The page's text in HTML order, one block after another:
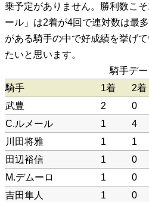
乗予定がありません。勝利数こ
ール」は2着が4回で連対数は最
がある騎手の中で好成績を挙げ
たいと思います。
騎手デー
騎手
1着 2着
武豊
2 0
C.ルメール
1 4
川田将雅
1 1
田辺裕信
1 0
M.デムーロ
1 0
吉田隼人
1 0